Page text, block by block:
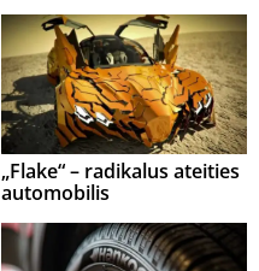
„Flake“ – radikalus ateities
automobilis